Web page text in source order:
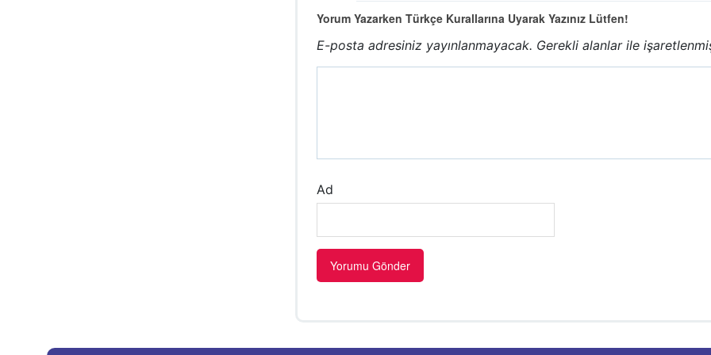
Yorum Yazarken Türkçe Kurallarına Uyarak Yazınız Lütfen!
E-posta adresiniz yayınlanmayacak. Gerekli alanlar ile
Ad